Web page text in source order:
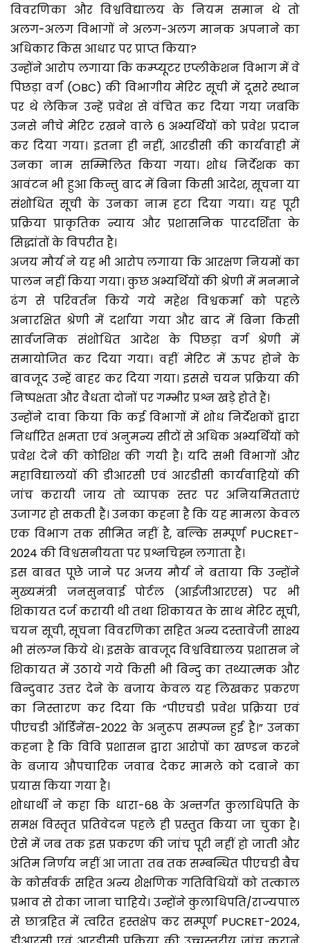
विवरणिका और विश्वविद्यालय के नियम समान थे तो
अलग-अलग विभागों ने अलग-अलग मानक अपनाने का
अधिकार किस आधार पर प्राप्त किया?
उन्होंने आरोप लगाया कि कम्प्यूटर एप्लीकेशन विभाग में वे
पिछड़ा वर्ग (OBC) की विभागीय मेरिट सूची में दूसरे स्थान
पर थे लेकिन उन्हें प्रवेश से वंचित कर दिया गया जबकि
उनसे नीचे मेरिट रखने वाले 6 अभ्यर्थियों को प्रवेश प्रदान
कर दिया गया। इतना ही नहीं, आरडीसी की कार्यवाही में
उनका नाम सम्मिलित किया गया। शोध निर्देशक का
आवंटन भी हुआ किन्तु बाद में बिना किसी आदेश, सूचना या
संशोधित सूची के उनका नाम हटा दिया गया। यह पूरी
प्रक्रिया प्राकृतिक न्याय और प्रशासनिक पारदर्शिता के
सिद्धांतों के विपरीत है।
अजय मौर्य ने यह भी आरोप लगाया कि आरक्षण नियमों का
पालन नहीं किया गया। कुछ अभ्यर्थियों की श्रेणी में मनमाने
ढंग से परिवर्तन किये गये महेश विश्वकर्मा को पहले
अनारक्षित श्रेणी में दर्शाया गया और बाद में बिना किसी
सार्वजनिक संशोधित आदेश के पिछड़ा वर्ग श्रेणी में
समायोजित कर दिया गया। वहीं मेरिट में ऊपर होने के
बावजूद उन्हें बाहर कर दिया गया। इससे चयन प्रक्रिया की
निष्पक्षता और वैधता दोनों पर गम्भीर प्रश्न खड़े होते हैं।
उन्होंने दावा किया कि कई विभागों में शोध निर्देशकों द्वारा
निर्धारित क्षमता एवं अनुमन्य सीटों से अधिक अभ्यर्थियों को
प्रवेश देने की कोशिश की गयी है। यदि सभी विभागों और
महाविद्यालयों की डीआरसी एवं आरडीसी कार्यवाहियों की
जांच करायी जाय तो व्यापक स्तर पर अनियमितताएं
उजागर हो सकती हैं। उनका कहना है कि यह मामला केवल
एक विभाग तक सीमित नहीं है, बल्कि सम्पूर्ण PUCRET-
2024 की विश्वसनीयता पर प्रश्नचिह्न लगाता है।
इस बाबत पूछे जाने पर अजय मौर्य ने बताया कि उन्होंने
मुख्यमंत्री जनसुनवाई पोर्टल (आईजीआरएस) पर भी
शिकायत दर्ज करायी थी तथा शिकायत के साथ मेरिट सूची,
चयन सूची, सूचना विवरणिका सहित अन्य दस्तावेजी साक्ष्य
भी संलग्न किये थे। इसके बावजूद विश्वविद्यालय प्रशासन ने
शिकायत में उठाये गये किसी भी बिन्दु का तथ्यात्मक और
बिन्दुवार उत्तर देने के बजाय केवल यह लिखकर प्रकरण
का निस्तारण कर दिया कि “पीएचडी प्रवेश प्रक्रिया एवं
पीएचडी ऑर्डिनेंस-2022 के अनुरूप सम्पन्न हुई है।” उनका
कहना है कि विवि प्रशासन द्वारा आरोपों का खण्डन करने
के बजाय औपचारिक जवाब देकर मामले को दबाने का
प्रयास किया गया है।
शोधार्थी ने कहा कि धारा-68 के अन्तर्गत कुलाधिपति के
समक्ष विस्तृत प्रतिवेदन पहले ही प्रस्तुत किया जा चुका है।
ऐसे में जब तक इस प्रकरण की जांच पूरी नहीं हो जाती और
अंतिम निर्णय नहीं आ जाता तब तक सम्बन्धित पीएचडी बैच
के कोर्सवर्क सहित अन्य शैक्षणिक गतिविधियों को तत्काल
प्रभाव से रोका जाना चाहिये। उन्होंने कुलाधिपति/राज्यपाल
से छात्रहित में त्वरित हस्तक्षेप कर सम्पूर्ण PUCRET-2024,